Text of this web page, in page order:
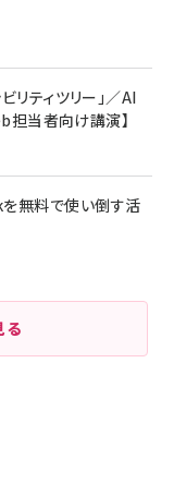
リティツリー」／AI
担当者向け講演】
無料で使い倒す活
る